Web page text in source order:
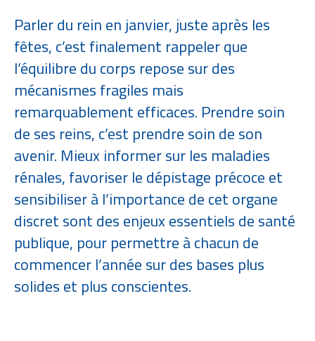
Parler du rein en janvier, juste après les
fêtes, c’est finalement rappeler que
l’équilibre du corps repose sur des
mécanismes fragiles mais
remarquablement efficaces. Prendre soin
de ses reins, c’est prendre soin de son
avenir. Mieux informer sur les maladies
rénales, favoriser le dépistage précoce et
sensibiliser à l’importance de cet organe
discret sont des enjeux essentiels de santé
publique, pour permettre à chacun de
commencer l’année sur des bases plus
solides et plus conscientes.